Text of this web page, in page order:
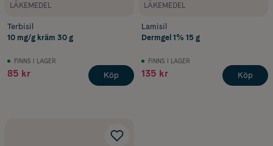
LÄKEMEDEL
Terbisil
10 mg/g kräm 30 g
FINNS I LAGER
85 kr Köp
LÄKEMEDEL
Lamisil
Dermgel 1% 15 g
FINNS I LAGER
135 kr Köp